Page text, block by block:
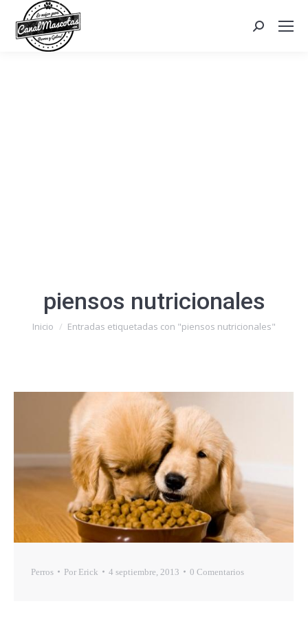
Search:
piensos nutricionales
Estás aquí:
Inicio Entradas etiquetadas con "piensos nutricionales"
Perros Por Erick 4 septiembre, 2013 0 Comentarios